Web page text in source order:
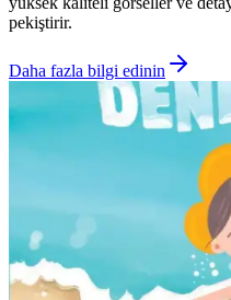
pekiştirir.
Daha fazla bilgi edinin